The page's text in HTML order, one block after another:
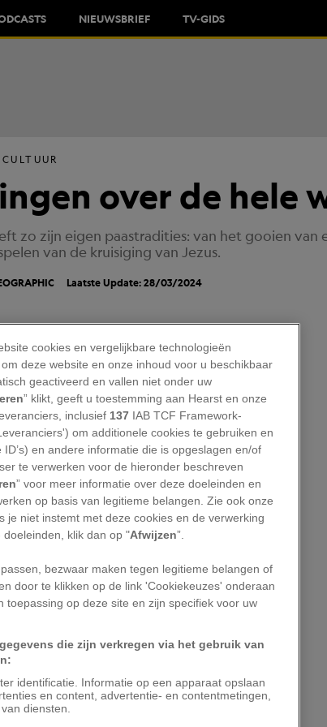
NIEUWSBRIEF TV-GIDS
CULTUUR
over de hele
zo zijn eigen paastradities: van het gooien van
van de kruisiging van Jezus.
Laatste Update: 28/03/2024
staan christenen
, maar in de loop
ontstaan.
aan
eten en het
kerk ook wel
staan kijken
einde van de
Wie zijn
vol voorspoed
cookies en vergelijkbare technologieën
deze website en onze inhoud voor u beschikbaar
geactiveerd en vallen niet onder uw
” klikt, geeft u toestemming aan Hearst en onze
inclusief 137 IAB TCF Framework-
om additionele cookies te gebruiken en
en andere informatie die is opgeslagen en/of
te verwerken voor de hieronder beschreven
” voor meer informatie over deze doeleinden en
op basis van legitieme belangen. Zie ook onze
je niet instemt met deze cookies en de verwerking
klik dan op "Afwijzen”.
bezwaar maken tegen legitieme belangen of
door te klikken op de link 'Cookiekeuzes' onderaan
toepassing op deze site en zijn specifiek voor uw
die zijn verkregen via het gebruik van
identificatie. Informatie op een apparaat opslaan
en content, advertentie- en contentmetingen,
diensten.